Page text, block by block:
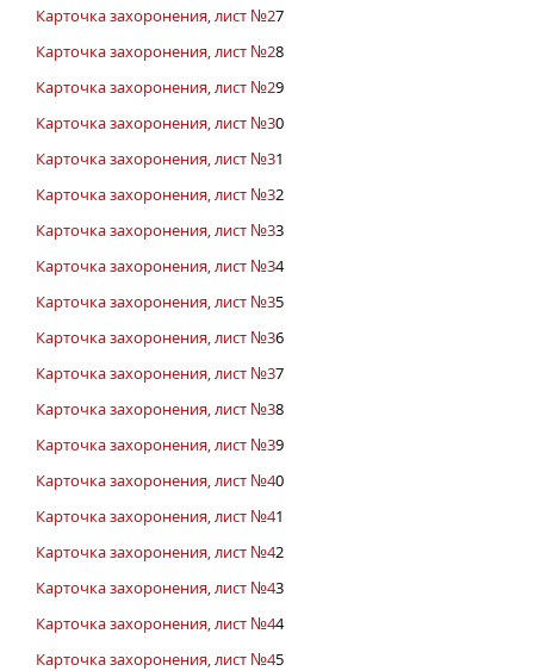
Карточка захоронения, лист №27
Карточка захоронения, лист №28
Карточка захоронения, лист №29
Карточка захоронения, лист №30
Карточка захоронения, лист №31
Карточка захоронения, лист №32
Карточка захоронения, лист №33
Карточка захоронения, лист №34
Карточка захоронения, лист №35
Карточка захоронения, лист №36
Карточка захоронения, лист №37
Карточка захоронения, лист №38
Карточка захоронения, лист №39
Карточка захоронения, лист №40
Карточка захоронения, лист №41
Карточка захоронения, лист №42
Карточка захоронения, лист №43
Карточка захоронения, лист №44
Карточка захоронения, лист №45